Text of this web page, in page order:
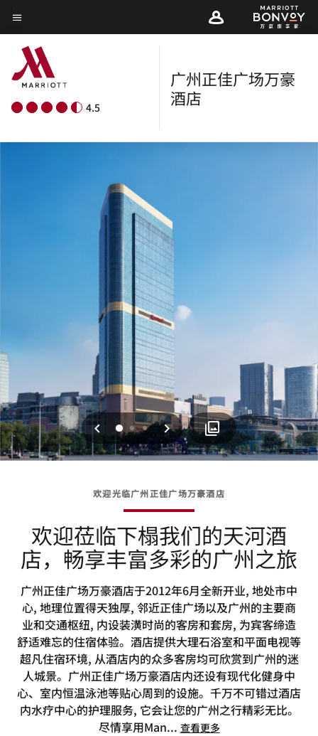
Skip
to
main
content
菜单文本
4.5
广州正佳广场万豪
酒店
上一页
012 下一页
欢迎光临广州正佳广场万豪酒店
欢迎莅临下榻我们的天河酒
店，畅享丰富多彩的广州之旅
广州正佳广场万豪酒店于2012年6月全新开业, 地处市中
心, 地理位置得天独厚, 邻近正佳广场以及广州的主要商
业和交通枢纽, 内设装潢时尚的客房和套房, 为宾客缔造
舒适难忘的住宿体验。酒店提供大理石浴室和平面电视等
超凡住宿环境, 从酒店内的众多客房均可欣赏到广州的迷
人城景。广州正佳广场万豪酒店内还设有现代化健身中
心、室内恒温泳池等贴心周到的设施。千万不可错过酒店
内水疗中心的护理服务, 它会让您的广州之行精彩无比。
尽情享用Man... 查看更多